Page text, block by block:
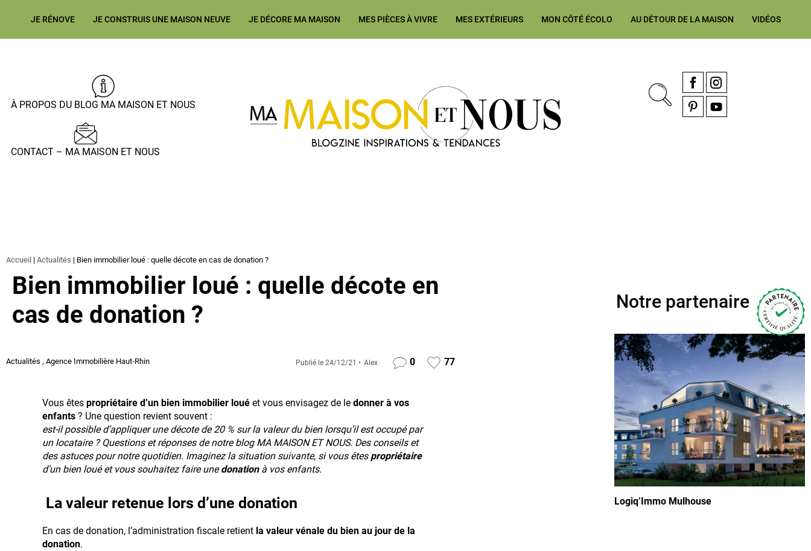
JE RÉNOVE JE CONSTRUIS UNE MAISON NEUVE JE DÉCORE MA MAISON MES PIÈCES À VIVRE MES EXTÉRIEURS MON CÔTÉ ÉCOLO AU DÉTOUR DE LA MAISON VIDÉOS
Ma Maison et Nous Construction, rénovation & décoration Alsace, Franche-Comté
À PROPOS DU BLOG MA MAISON ET NOUS
CONTACT – MA MAISON ET NOUS
FacebookInstagram
Accueil | Actualités | Bien immobilier loué : quelle décote en cas de donation ?
Bien immobilier loué : quelle décote en
cas de donation ?
Actualités , Agence Immobilière Haut-Rhin Publié le 24/12/21 Alex 0 77
Vous êtes propriétaire d’un bien immobilier loué et vous envisagez de le donner à vos
enfants ? Une question revient souvent :
est-il possible d’appliquer une décote de 20 % sur la valeur du bien lorsqu’il est occupé par
un locataire ? Questions et réponses de notre blog MA MAISON ET NOUS. Des conseils et
des astuces pour notre quotidien. Imaginez la situation suivante, si vous êtes propriétaire
d’un bien loué et vous souhaitez faire unedonationà vos enfants.
La valeur retenue lors d’une donation
En cas de donation, l’administration fiscale retient la valeur vénale du bien au jour de la
donation.
Notre partenaire
Logiq’Immo Mulhouse